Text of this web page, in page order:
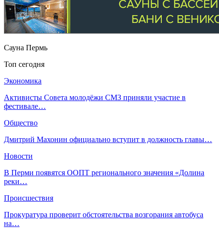
Сауна Пермь
Топ сегодня
Экономика
Активисты Совета молодёжи СМЗ приняли участие в
фестивале…
Общество
Дмитрий Махонин официально вступит в должность главы…
Новости
В Перми появятся ООПТ регионального значения «Долина
реки…
Происшествия
Прокуратура проверит обстоятельства возгорания автобуса
на…